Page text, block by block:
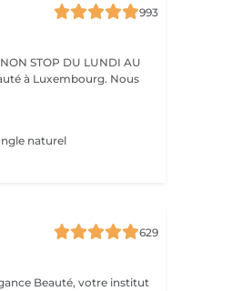
993
STOP DU LUNDI AU
naturel
629
Beauté, votre institut